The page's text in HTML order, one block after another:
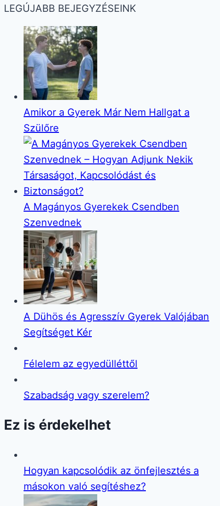
LEGÚJABB BEJEGYZÉSEINK
Amikor a Gyerek Már Nem Hallgat a
Szülőre
A Magányos Gyerekek Csendben
Szenvednek
A Dühös és Agresszív Gyerek Valójában
Segítséget Kér
Félelem az egyedülléttől
Szabadság vagy szerelem?
Ez is érdekelhet
Hogyan kapcsolódik az önfejlesztés a
másokon való segítéshez?